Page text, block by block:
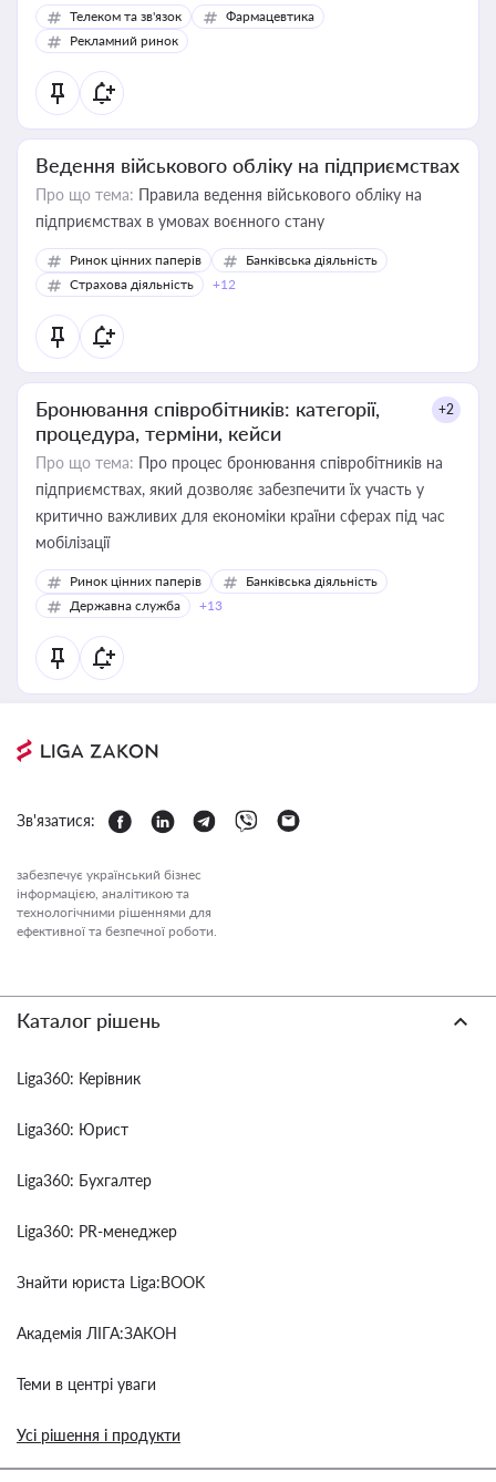
Телеком та зв'язок
Фармацевтика
Рекламний ринок
Ведення військового обліку на підприємствах
Про що тема: Правила ведення військового обліку на
підприємствах в умовах воєнного стану
Ринок цінних паперів
Банківська діяльність
Страхова діяльність
+12
Бронювання співробітників: категорії,
процедура, терміни, кейси
+2
Про що тема: Про процес бронювання співробітників на
підприємствах, який дозволяє забезпечити їх участь у
критично важливих для економіки країни сферах під час
мобілізації
Ринок цінних паперів
Банківська діяльність
Державна служба
+13
Зв'язатися:
забезпечує український бізнес
інформацією, аналітикою та
технологічними рішеннями для
ефективної та безпечної роботи.
Каталог рішень
Liga360: Керівник
Liga360: Юрист
Liga360: Бухгалтер
Liga360: PR-менеджер
Знайти юриста Liga:BOOK
Академія ЛІГА:ЗАКОН
Теми в центрі уваги
Усі рішення і продукти